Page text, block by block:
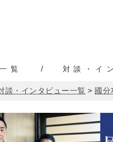
覧 対談・イ
談・インタビュー一覧 > 國分